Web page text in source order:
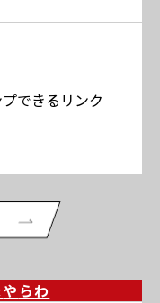
できるリンク
や らわ